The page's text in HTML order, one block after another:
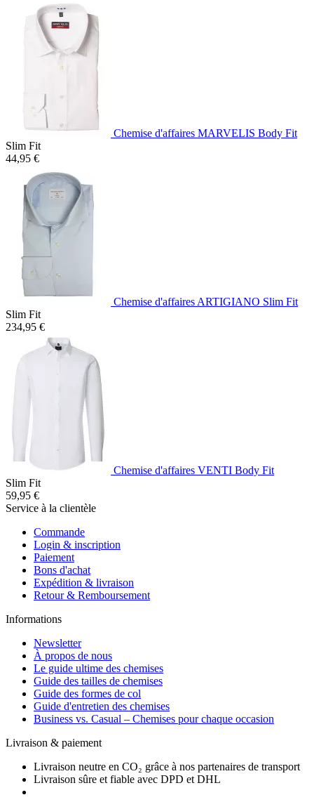
Chemise d'affaires MARVELIS Body Fit
Slim Fit
44,95 €
Chemise d'affaires ARTIGIANO Slim Fit
Slim Fit
234,95 €
Chemise d'affaires VENTI Body Fit
Slim Fit
59,95 €
Service à la clientèle
Commande
Login & inscription
Paiement
Bons d'achat
Expédition & livraison
Retour & Remboursement
Informations
Newsletter
À propos de nous
Le guide ultime des chemises
Guide des tailles de chemises
Guide des formes de col
Guide d'entretien des chemises
Business vs. Casual – Chemises pour chaque occasion
Livraison & paiement
Livraison neutre en CO₂ grâce à nos partenaires de transport
Livraison sûre et fiable avec DPD et DHL